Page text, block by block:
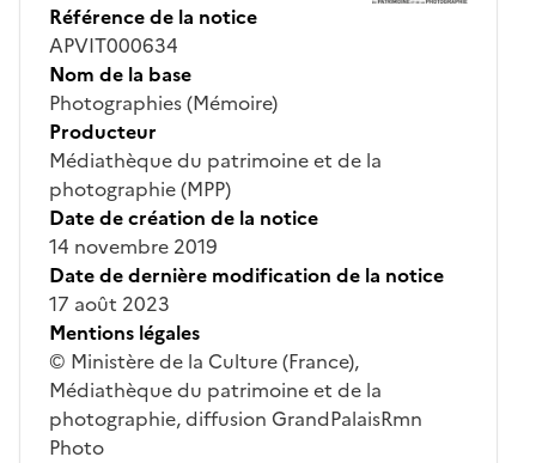
Référence de la notice
APVIT000634
Nom de la base
Photographies (Mémoire)
Producteur
Médiathèque du patrimoine et de la
photographie (MPP)
Date de création de la notice
14 novembre 2019
Date de dernière modification de la notice
17 août 2023
Mentions légales
© Ministère de la Culture (France),
Médiathèque du patrimoine et de la
photographie, diffusion GrandPalaisRmn
Photo